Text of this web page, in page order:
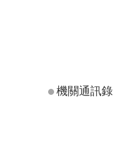
機關通訊錄